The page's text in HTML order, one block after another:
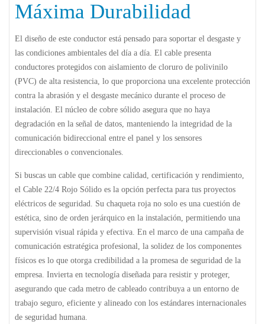
Máxima Durabilidad
El diseño de este conductor está pensado para soportar el desgaste y
las condiciones ambientales del día a día. El cable presenta
conductores protegidos con aislamiento de cloruro de polivinilo
(PVC) de alta resistencia, lo que proporciona una excelente protección
contra la abrasión y el desgaste mecánico durante el proceso de
instalación. El núcleo de cobre sólido asegura que no haya
degradación en la señal de datos, manteniendo la integridad de la
comunicación bidireccional entre el panel y los sensores
direccionables o convencionales.
Si buscas un cable que combine calidad, certificación y rendimiento,
el Cable 22/4 Rojo Sólido es la opción perfecta para tus proyectos
eléctricos de seguridad. Su chaqueta roja no solo es una cuestión de
estética, sino de orden jerárquico en la instalación, permitiendo una
supervisión visual rápida y efectiva. En el marco de una campaña de
comunicación estratégica profesional, la solidez de los componentes
físicos es lo que otorga credibilidad a la promesa de seguridad de la
empresa. Invierta en tecnología diseñada para resistir y proteger,
asegurando que cada metro de cableado contribuya a un entorno de
trabajo seguro, eficiente y alineado con los estándares internacionales
de seguridad humana.